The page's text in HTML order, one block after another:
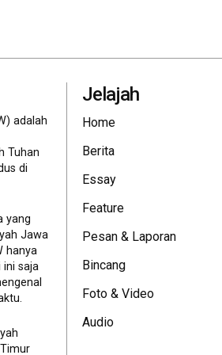
adalah
Tuhan
di
yang
Jawa
hanya
ini saja
Jelajah
Home
Berita
Essay
Feature
Pesan & Laporan
Bincang
Foto & Video
Audio